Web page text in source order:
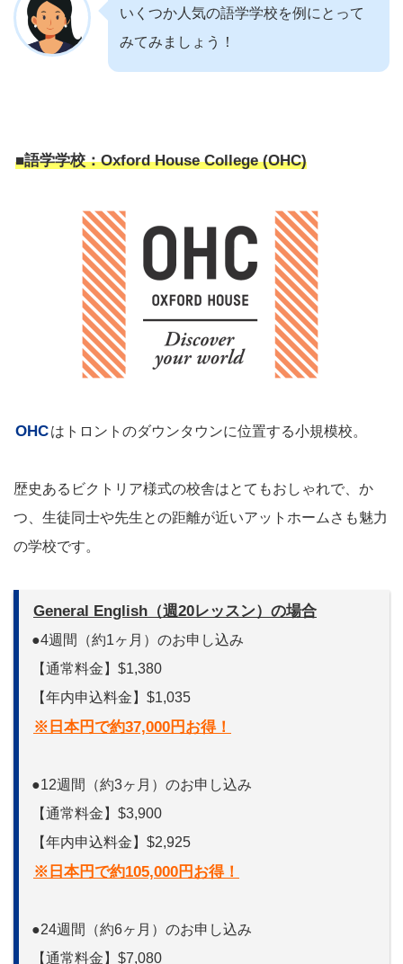
いくつか人気の語学学校を例にとって
みてみましょう！
■語学学校：Oxford House College (OHC)
OHCはトロントのダウンタウンに位置する小規模校。
歴史あるビクトリア様式の校舎はとてもおしゃれで、か
つ、生徒同士や先生との距離が近いアットホームさも魅力
の学校です。
General English（週20レッスン）の場合
●4週間（約1ヶ月）のお申し込み
【通常料金】$1,380
【年内申込料金】$1,035
※日本円で約37,000円お得！
●12週間（約3ヶ月）のお申し込み
【通常料金】$3,900
【年内申込料金】$2,925
※日本円で約105,000円お得！
●24週間（約6ヶ月）のお申し込み
【通常料金】$7,080